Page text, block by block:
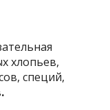
хлопьев,
специй,
.